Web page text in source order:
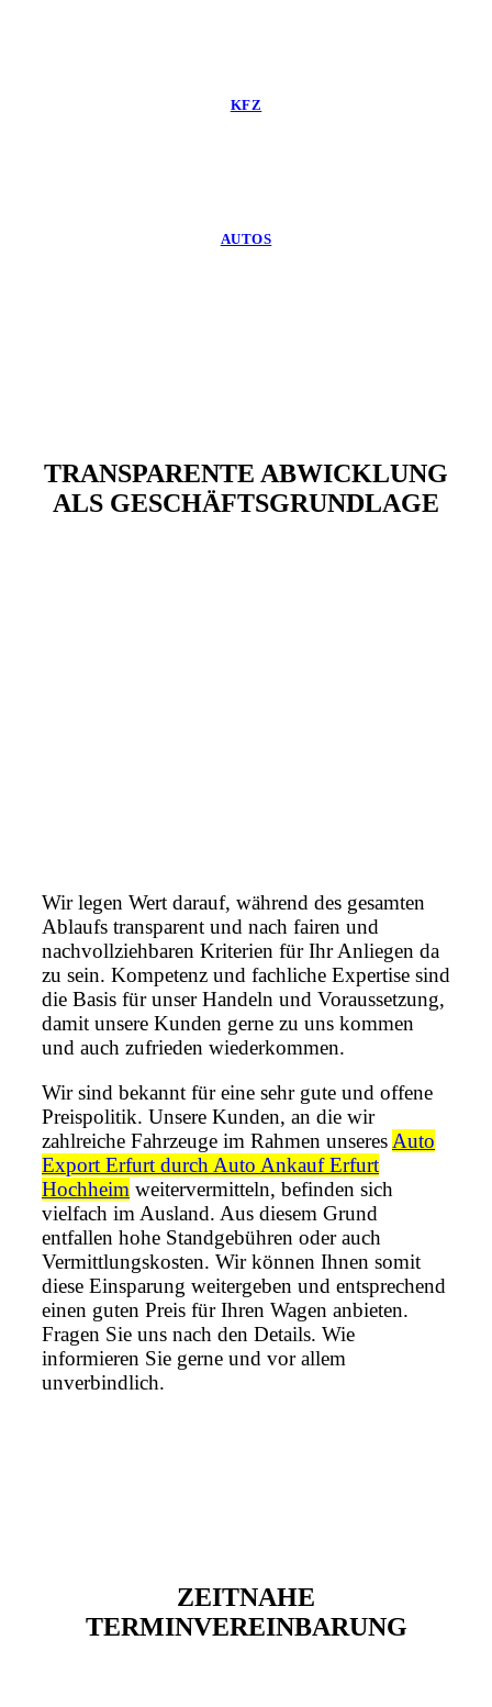
KFZ
AUTOS
TRANSPARENTE ABWICKLUNG
ALS GESCHÄFTSGRUNDLAGE
Wir legen Wert darauf, während des gesamten
Ablaufs transparent und nach fairen und
nachvollziehbaren Kriterien für Ihr Anliegen da
zu sein. Kompetenz und fachliche Expertise sind
die Basis für unser Handeln und Voraussetzung,
damit unsere Kunden gerne zu uns kommen
und auch zufrieden wiederkommen.
Wir sind bekannt für eine sehr gute und offene
Preispolitik. Unsere Kunden, an die wir
zahlreiche Fahrzeuge im Rahmen unseres Auto
Export Erfurt durch Auto Ankauf Erfurt
Hochheim weitervermitteln, befinden sich
vielfach im Ausland. Aus diesem Grund
entfallen hohe Standgebühren oder auch
Vermittlungskosten. Wir können Ihnen somit
diese Einsparung weitergeben und entsprechend
einen guten Preis für Ihren Wagen anbieten.
Fragen Sie uns nach den Details. Wie
informieren Sie gerne und vor allem
unverbindlich.
ZEITNAHE
TERMINVEREINBARUNG